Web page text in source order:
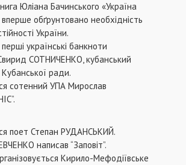
Юліана Бачинського «Україна
обґрунтовано необхідність
України.
українські банкноти
СОТНИЧЕНКО, кубанський
ради.
сотенний УПА Мирослав
поет Степан РУДАНСЬКИЙ.
написав “Заповіт”.
Кирило-Мефодіївське